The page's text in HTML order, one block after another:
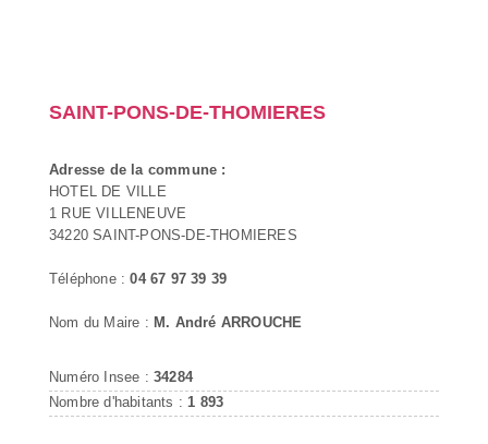
SAINT-PONS-DE-THOMIERES
Adresse de la commune :
HOTEL DE VILLE
1 RUE VILLENEUVE
34220 SAINT-PONS-DE-THOMIERES
Téléphone :04 67 97 39 39
Nom du Maire : M. André ARROUCHE
Numéro Insee : 34284
Nombre d'habitants : 1 893